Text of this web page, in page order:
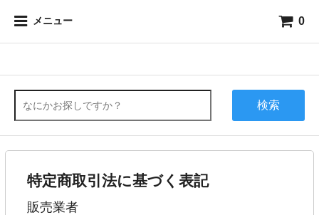
メニュー 0
検索
特定商取引法に基づく表記
販売業者